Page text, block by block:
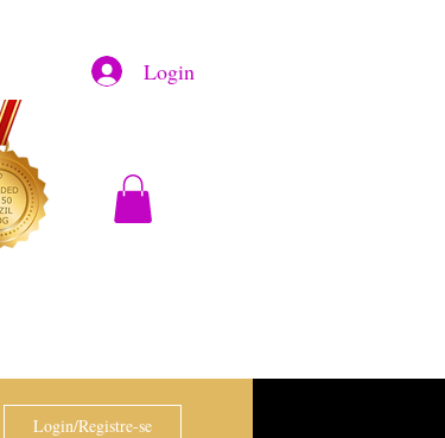
Login
Login/Registre-se